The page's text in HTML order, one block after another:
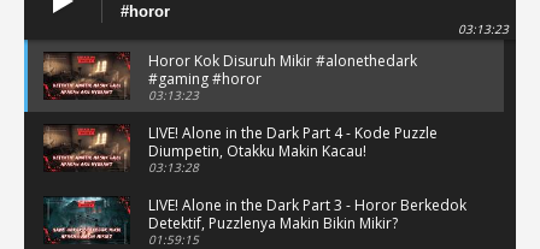
#horor
03:13:23
Horor Kok Disuruh Mikir #alonethedark
#gaming #horor
03:13:23
LIVE! Alone in the Dark Part 4 - Kode Puzzle
Diumpetin, Otakku Makin Kacau!
03:13:28
LIVE! Alone in the Dark Part 3 - Horor Berkedok
Detektif, Puzzlenya Makin Bikin Mikir?
01:59:15